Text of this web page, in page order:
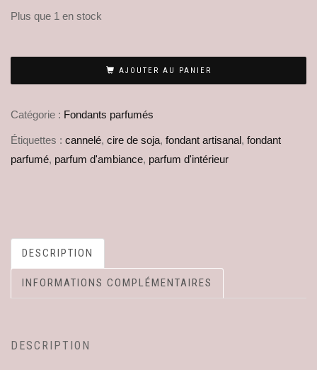
Plus que 1 en stock
AJOUTER AU PANIER
Catégorie : Fondants parfumés
Étiquettes : cannelé, cire de soja, fondant artisanal, fondant
parfumé, parfum d'ambiance, parfum d'intérieur
DESCRIPTION
INFORMATIONS COMPLÉMENTAIRES
DESCRIPTION